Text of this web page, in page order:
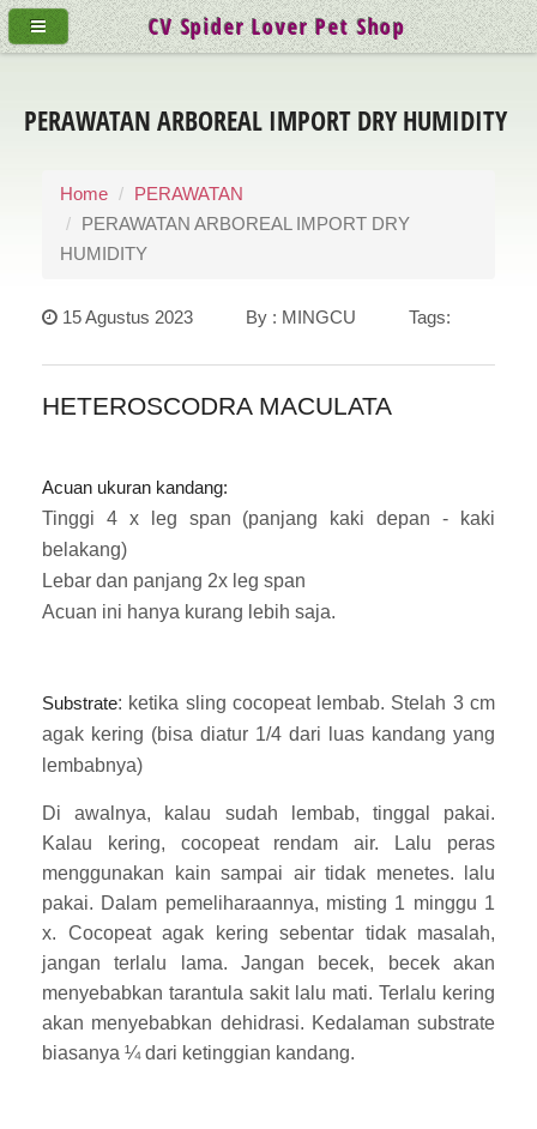
PERAWATAN ARBOREAL IMPORT DRY HUMIDITY
Home
PERAWATAN
PERAWATAN ARBOREAL IMPORT DRY
HUMIDITY
15 Agustus 2023 By : MINGCU Tags:
HETEROSCODRA MACULATA
Acuan ukuran kandang:
Tinggi 4 x leg span (panjang kaki depan - kaki
belakang)
Lebar dan panjang 2x leg span
Acuan ini hanya kurang lebih saja.
Substrate: ketika sling cocopeat lembab. Stelah 3 cm
agak kering (bisa diatur 1/4 dari luas kandang yang
lembabnya)
Di awalnya, kalau sudah lembab, tinggal pakai.
Kalau kering, cocopeat rendam air. Lalu peras
menggunakan kain sampai air tidak menetes. lalu
pakai. Dalam pemeliharaannya, misting 1 minggu 1
x. Cocopeat agak kering sebentar tidak masalah,
jangan terlalu lama. Jangan becek, becek akan
menyebabkan tarantula sakit lalu mati. Terlalu kering
akan menyebabkan dehidrasi. Kedalaman substrate
biasanya ¼ dari ketinggian kandang.
CV Spider Lover Pet Shop